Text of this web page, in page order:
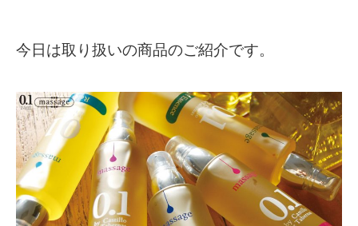
今日は取り扱いの商品のご紹介です。